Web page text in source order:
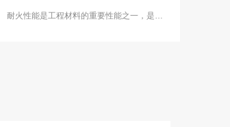
耐火性能是工程材料的重要性能之一，是指